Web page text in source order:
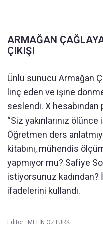
ARMAĞAN
ÇIKIŞI
Ünlü sunucu Armağan
linç eden ve işine
seslendi. X hesabından
“Siz yakınlarınız
Öğretmen ders
kitabını, mühendis
yapmıyor mu? Safiye
istiyorsunuz kadından?
ifadelerini kullandı.
Editör : MELİN ÖZTÜRK